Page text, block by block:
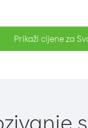
Prikaži cijene za